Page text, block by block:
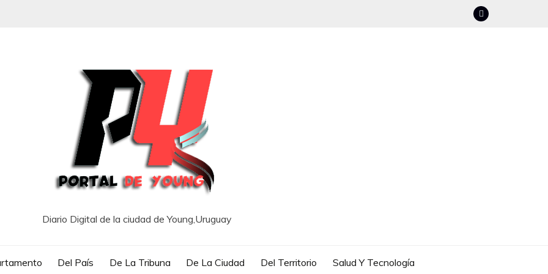
Diario Digital de la ciudad de Young,Uruguay
Del País De La Tribuna De La Ciudad Del Territorio Salud Y Tecnología